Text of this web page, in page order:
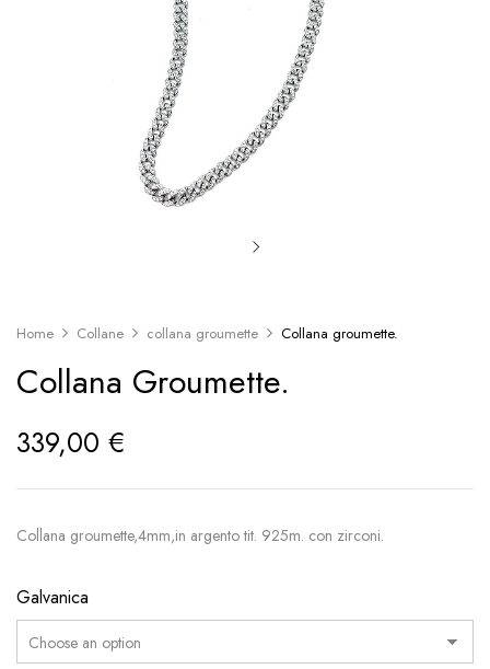
Home Collane collana groumette Collana groumette.
Collana Groumette.
339,00 €
Collana groumette,4mm,in argento tit. 925m. con zirconi.
Galvanica